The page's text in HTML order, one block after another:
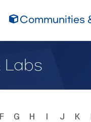
Communities
Labs
F G H J K